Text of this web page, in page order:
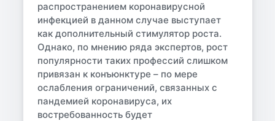
распространением коронавирусной
инфекцией в данном случае выступает
как дополнительный стимулятор роста.
Однако, по мнению ряда экспертов, рост
популярности таких профессий слишком
привязан к конъюнктуре – по мере
ослабления ограничений, связанных с
пандемией коронавируса, их
востребованность будет